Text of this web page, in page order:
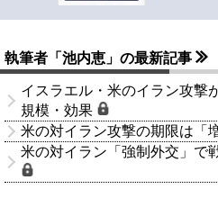
執筆者「池内恵」の最新記事
イスラエル・米のイラン攻撃
規模・効果
米の対イラン攻撃の期限は「
米の対イラン「強制外交」で